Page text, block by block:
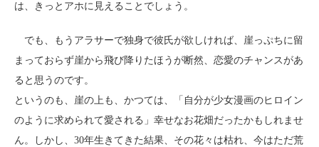
は、きっとアホに見えることでしょう。
でも、もうアラサーで独身で彼氏が欲しければ、崖っぷちに留
まっておらず崖から飛び降りたほうが断然、恋愛のチャンスがあ
ると思うのです。
というのも、崖の上も、かつては、「自分が少女漫画のヒロイン
のように求められて愛される」幸せなお花畑だったかもしれませ
ん。しかし、30年生きてきた結果、その花々は枯れ、今はただ荒